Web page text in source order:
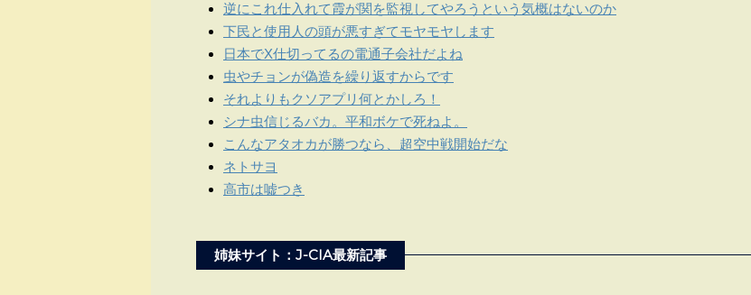
逆にこれ仕入れて霞が関を監視してやろうという気概はないのか
下民と使用人の頭が悪すぎてモヤモヤします
日本でX仕切ってるの電通子会社だよね
虫やチョンが偽造を繰り返すからです
それよりもクソアプリ何とかしろ！
シナ虫信じるバカ。平和ボケで死ねよ。
こんなアタオカが勝つなら、超空中戦開始だな
ネトサヨ
高市は嘘つき
姉妹サイト：J-CIA最新記事